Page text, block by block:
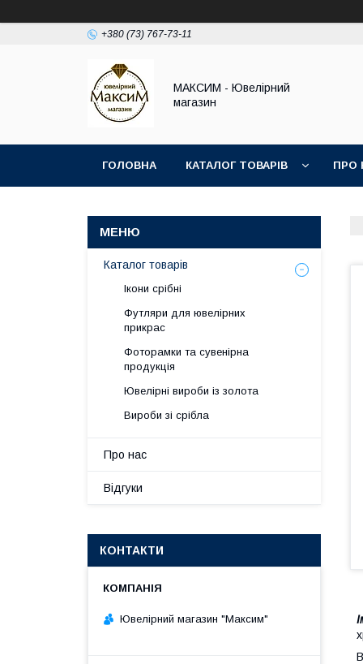
+380 (73) 767-73-11
МАКСИМ - Ювелірний
магазин
ГОЛОВНА КАТАЛОГ ТОВАРІВ ПРО
Каталог товарів
Ікони срібні
Футляри для ювелірних
прикрас
Фоторамки та сувенірна
продукція
Ювелірні вироби із золота
Вироби зі срібла
Про нас
Відгуки
КОНТАКТИ
Ювелірний магазин "Максим"